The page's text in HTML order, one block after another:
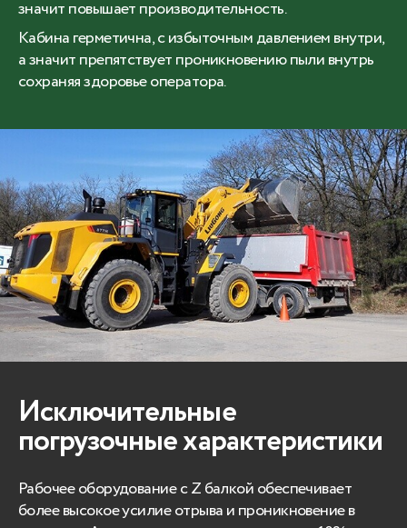
значит повышает производительность.
Кабина герметична, с избыточным давлением внутри,
а значит препятствует проникновению пыли внутрь
сохраняя здоровье оператора.
Исключительные
погрузочные характеристики
Рабочее оборудование с Z балкой обеспечивает
более высокое усилие отрыва и проникновение в